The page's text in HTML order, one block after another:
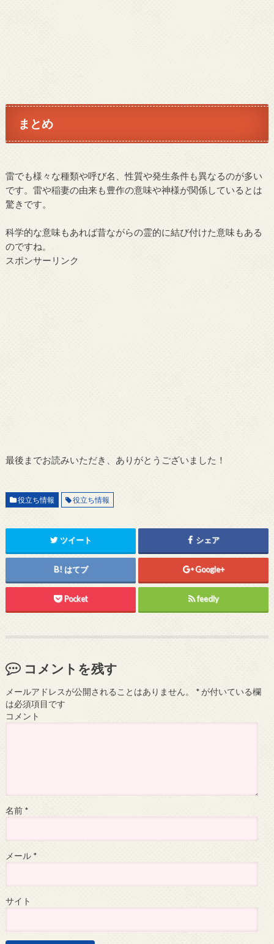
まとめ
雷でも様々な種類や呼び名、性質や発生条件も異なるのが多い
です。雷や稲妻の由来も豊作の意味や神様が関係しているとは
驚きです。
科学的な意味もあれば昔ながらの霊的に結び付けた意味もある
のですね。
スポンサーリンク
最後までお読みいただき、ありがとうございました！
役立ち情報 役立ち情報
ツイート シェア
はてブ Google+
Pocket feedly
コメントを残す
メールアドレスが公開されることはありません。 *が付いている欄
は必須項目です
コメント
名前 *
メール *
サイト